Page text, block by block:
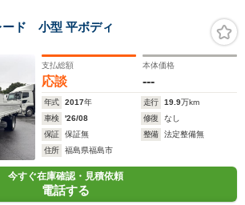
ド 小型 平ボディ
支払総額
応談
本体価格
---
年式 2017年 走行 19.9万km
車検
'26/08 修復
なし
保証
保証無 整備
法定整備無
住所
福島県福島市
今すぐ在庫確認・見積依頼
電話する